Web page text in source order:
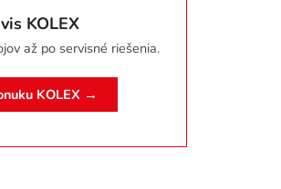
KOLEX
až po servisné riešenia.
KOLEX →